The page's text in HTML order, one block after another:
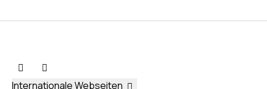
Internationale Webseiten